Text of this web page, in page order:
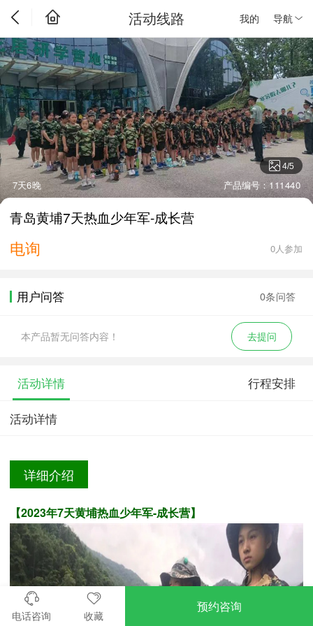
我的 导航
活动线路
4/5
7天6晚 产品编号：111440
青岛黄埔7天热血少年军-成长营
电询 0人参加
用户问答 0条问答
本产品暂无问答内容！ 去提问
活动详情 行程安排
活动详情
详细介绍
【2023年7天黄埔热血少年军-成长营】
电话咨询 收藏
预约咨询